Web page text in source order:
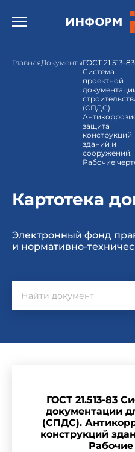
Открыть бургер меню.
ГлавнаяДокументыГОСТ 21.513-83
Система
проектной
(СПДС).
защита
конструкций
зданий и
сооружений.
Рабочие
Картотека
Электронный фонд
и нормативно-
ГОСТ 21.513-83
документации
(СПДС).
конструкций